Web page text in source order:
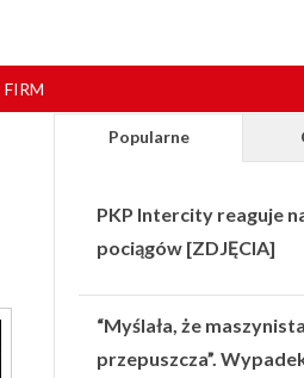
Popularne
PKP Intercity reaguje
pociągów [ZDJĘCIA]
“Myślała, że
przepuszcza”.